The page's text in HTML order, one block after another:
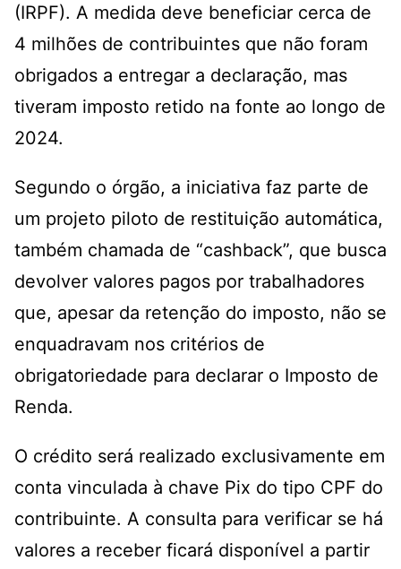
(IRPF). A medida deve beneficiar cerca de
4 milhões de contribuintes que não foram
obrigados a entregar a declaração, mas
tiveram imposto retido na fonte ao longo de
2024.
Segundo o órgão, a iniciativa faz parte de
um projeto piloto de restituição automática,
também chamada de “cashback”, que busca
devolver valores pagos por trabalhadores
que, apesar da retenção do imposto, não se
enquadravam nos critérios de
obrigatoriedade para declarar o Imposto de
Renda.
O crédito será realizado exclusivamente em
conta vinculada à chave Pix do tipo CPF do
contribuinte. A consulta para verificar se há
valores a receber ficará disponível a partir